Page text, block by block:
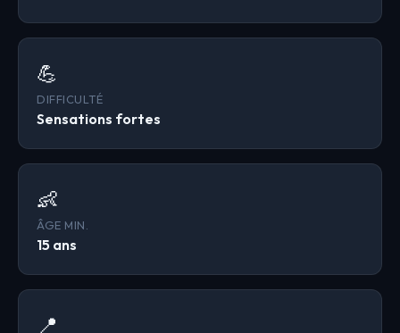
💪
DIFFICULTÉ
Sensations fortes
👶
ÂGE MIN.
15 ans
📍